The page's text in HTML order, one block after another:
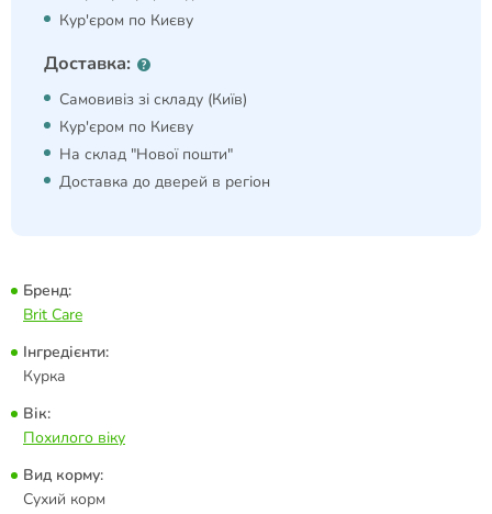
Кур'єром по Києву
Доставка:
Самовивіз зі складу (Київ)
Кур'єром по Києву
На склад "Нової пошти"
Доставка до дверей в регіон
Бренд:
Brit Care
Інгредієнти:
Курка
Вік:
Похилого віку
Вид корму:
Сухий корм